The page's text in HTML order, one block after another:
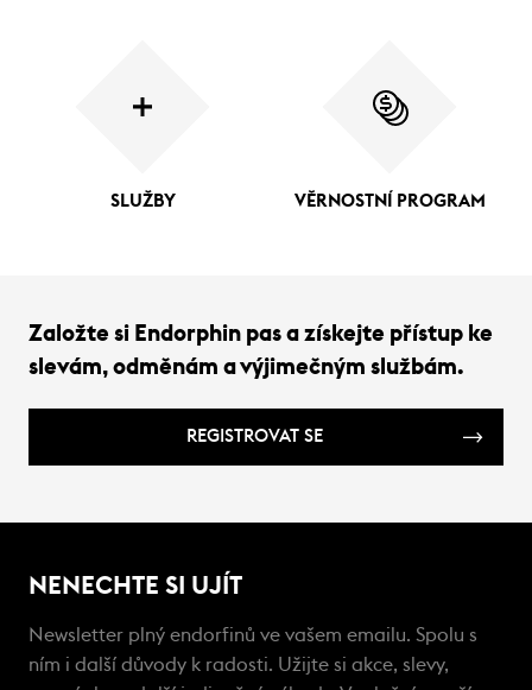
SLUŽBY VĚRNOSTNÍ PROGRAM
Založte si Endorphin pas a získejte přístup ke
slevám, odměnám a výjimečným službám.
REGISTROVAT SE
NENECHTE SI UJÍT
Newsletter plný endorfinů ve vašem emailu. Spolu s
ním i další důvody k radosti. Užijte si akce, slevy,